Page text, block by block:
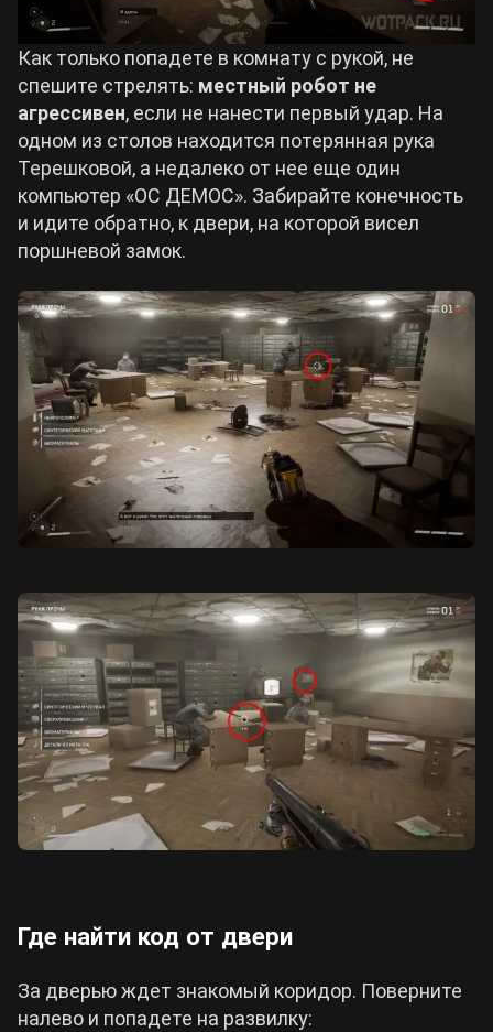
Как только попадете в комнату с рукой, не
спешите стрелять: местный робот не
агрессивен, если не нанести первый удар. На
одном из столов находится потерянная рука
Терешковой, а недалеко от нее еще один
компьютер «ОС ДЕМОС». Забирайте конечность
и идите обратно, к двери, на которой висел
поршневой замок.
Где найти код от двери
За дверью ждет знакомый коридор. Поверните
налево и попадете на развилку: